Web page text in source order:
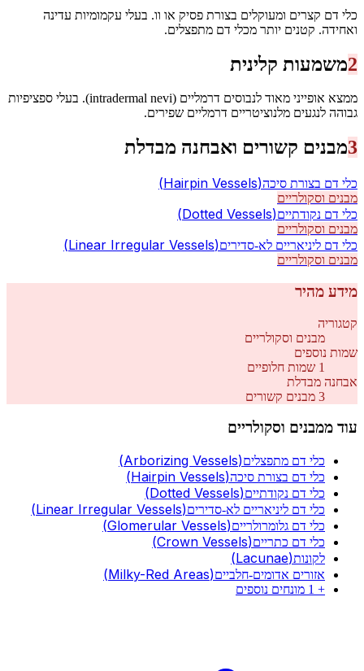
כלי דם קצרים ומעוקלים בצורת פסיק או וו. בעלי עקמומיות עדינה
ואחידה. קטנים יותר מכלי דם מתפצלים.
2משמעות קלינית
ממצא אופייני מאוד לנבוסים דרמליים (intradermal nevi). בעלי ספציפיות
גבוהה לנגעים מלנוציטריים דרמליים שפירים.
3מבנים קשורים ואבחנה מבדלת
כלי דם בצורת סיכה (Hairpin Vessels)
מבנים וסקולריים
כלי דם נקודתיים
(Dotted Vessels)
מבנים וסקולריים
כלי דם ליניאריים לא-סדירים
(Linear Irregular Vessels)
מבנים וסקולריים
מידע מהיר
קטגוריה
מבנים וסקולריים
שמות נוספים
1 שמות חלופיים
אבחנה מבדלת
3 מבנים קשורים
עוד ממבנים וסקולריים
כלי דם מתפצלים (Arborizing Vessels)
כלי דם בצורת סיכה (Hairpin Vessels)
כלי דם נקודתיים (Dotted Vessels)
כלי דם ליניאריים לא-סדירים (Linear Irregular Vessels)
כלי דם גלומרולריים (Glomerular Vessels)
כלי דם כתריים (Crown Vessels)
לקונות (Lacunae)
אזורים אדומים-חלביים (Milky-Red Areas)
+
1 מונחים נוספים